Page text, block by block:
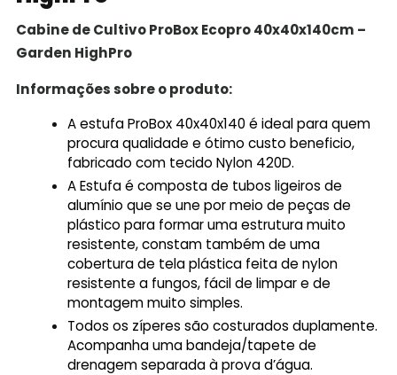
Cabine de Cultivo ProBox Ecopro 40x40x140cm –
Garden HighPro
Informações sobre o produto:
A estufa ProBox 40x40x140 é ideal para quem
procura qualidade e ótimo custo beneficio,
fabricado com tecido Nylon 420D.
A Estufa é composta de tubos ligeiros de
alumínio que se une por meio de peças de
plástico para formar uma estrutura muito
resistente, constam também de uma
cobertura de tela plástica feita de nylon
resistente a fungos, fácil de limpar e de
montagem muito simples.
Todos os zíperes são costurados duplamente.
Acompanha uma bandeja/tapete de
drenagem separada à prova d’água.